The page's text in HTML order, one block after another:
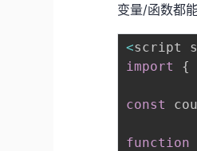
变量/函数都
<script
import
{
const
function